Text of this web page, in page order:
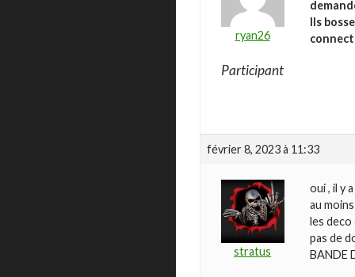
ryan26
Participant
Ils
février 8, 2023 à 11:33
stratus
oui , il y
au
les
pas de
BANDE